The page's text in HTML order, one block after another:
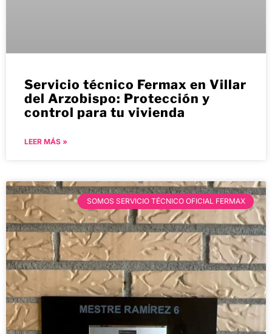
Servicio técnico Fermax en Villar
del Arzobispo: Protección y
control para tu vivienda
LEER MÁS »
SOMOS SERVICIO TÉCNICO OFICIAL FERMAX